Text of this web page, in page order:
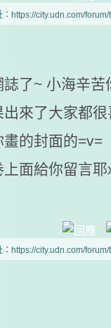
：https://city.udn.com/
了~ 小海辛苦
來了大家都
的封面的=v=
面給你留言耶
：https://city.udn.com/